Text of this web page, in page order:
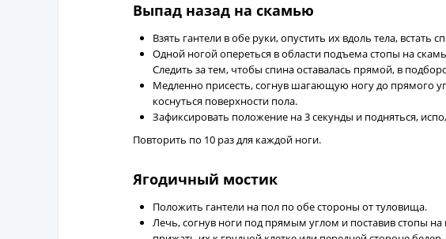
Выпад назад на скамью
Взять гантели в обе руки, опустить их вдоль тела, встать
Одной ногой опереться в области подъема стопы на
Следить за тем, чтобы спина оставалась прямой, в
Медленно присесть, согнув шагающую ногу до прямого
коснуться поверхности пола.
Зафиксировать положение на 3 секунды и подняться,
Повторить по 10 раз для каждой ноги.
Ягодичный мостик
Положить гантели на пол по обе стороны от туловища.
Лечь, согнув ноги под прямым углом и поставив стопы на